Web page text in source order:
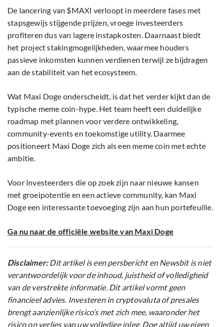
De lancering van $MAXI verloopt in meerdere fases met
stapsgewijs stijgende prijzen, vroege investeerders
profiteren dus van lagere instapkosten. Daarnaast biedt
het project stakingmogelijkheden, waarmee houders
passieve inkomsten kunnen verdienen terwijl ze bijdragen
aan de stabiliteit van het ecosysteem.
Wat Maxi Doge onderscheidt, is dat het verder kijkt dan de
typische meme coin-hype. Het team heeft een duidelijke
roadmap met plannen voor verdere ontwikkeling,
community-events en toekomstige utility. Daarmee
positioneert Maxi Doge zich als een meme coin met echte
ambitie.
Voor investeerders die op zoek zijn naar nieuwe kansen
met groeipotentie en een actieve community, kan Maxi
Doge een interessante toevoeging zijn aan hun portefeuille.
Ga nu naar de officiële website van Maxi Doge
Disclaimer:Dit artikel is een persbericht en Newsbit is niet
verantwoordelijk voor de inhoud, juistheid of volledigheid
van de verstrekte informatie. Dit artikel vormt geen
financieel advies. Investeren in cryptovaluta of presales
brengt aanzienlijke risico’s met zich mee, waaronder het
risico op verlies van uw volledige inleg. Doe altijd uw eigen